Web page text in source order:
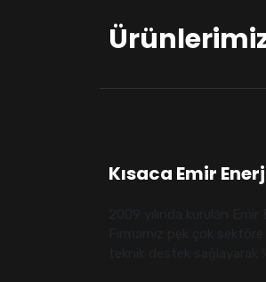
Kısaca Emir
2009 yılında kurulan